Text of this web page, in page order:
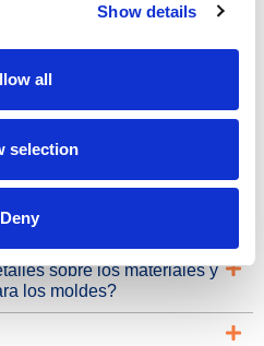
Show details
all
selection
Deny
sobre los materiales y
los moldes?